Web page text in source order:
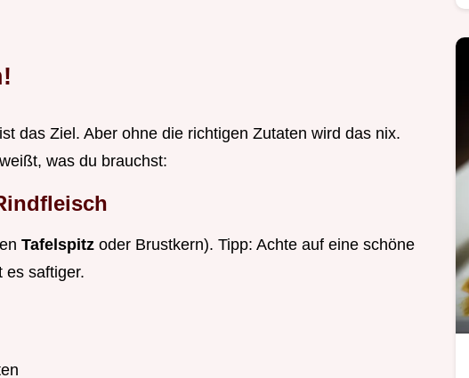
ist das Ziel. Aber ohne die richtigen Zutaten wird das nix.
was du brauchst:
Tafelspitz oder Brustkern). Tipp: Achte auf eine schöne
es saftiger.